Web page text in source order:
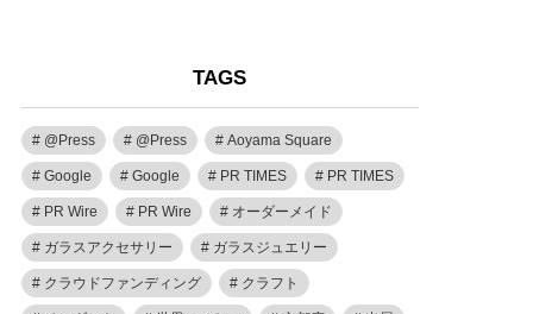
TAGS
@Press @Press Aoyama Square
Google Google PR TIMES PR TIMES
PR Wire PR Wire オーダーメイド
ガラスアクセサリー ガラスジュエリー
クラウドファンディング クラフト